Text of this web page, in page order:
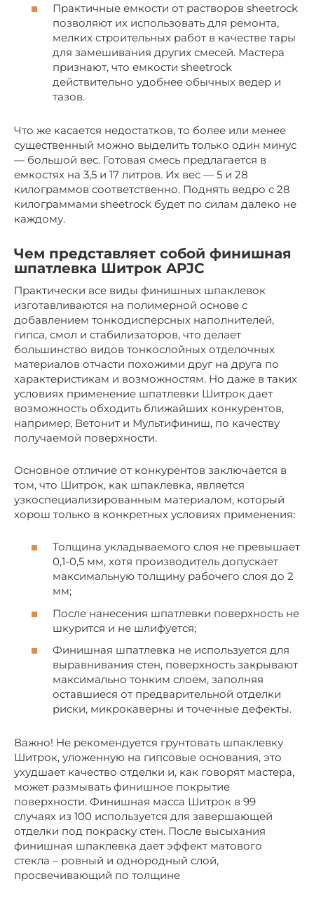
Практичные емкости от растворов sheetrock
позволяют их использовать для ремонта,
мелких строительных работ в качестве тары
для замешивания других смесей. Мастера
признают, что емкости sheetrock
действительно удобнее обычных ведер и
тазов.
Что же касается недостатков, то более или менее
существенный можно выделить только один минус
— большой вес. Готовая смесь предлагается в
емкостях на 3,5 и 17 литров. Их вес — 5 и 28
килограммов соответственно. Поднять ведро с 28
килограммами sheetrock будет по силам далеко не
каждому.
Чем представляет собой финишная
шпатлевка Шитрок APJC
Практически все виды финишных шпаклевок
изготавливаются на полимерной основе с
добавлением тонкодисперсных наполнителей,
гипса, смол и стабилизаторов, что делает
большинство видов тонкослойных отделочных
материалов отчасти похожими друг на друга по
характеристикам и возможностям. Но даже в таких
условиях применение шпатлевки Шитрок дает
возможность обходить ближайших конкурентов,
например, Ветонит и Мультифиниш, по качеству
получаемой поверхности.
Основное отличие от конкурентов заключается в
том, что Шитрок, как шпаклевка, является
узкоспециализированным материалом, который
хорош только в конкретных условиях применения:
Толщина укладываемого слоя не превышает
0,1-0,5 мм, хотя производитель допускает
максимальную толщину рабочего слоя до 2
мм;
После нанесения шпатлевки поверхность не
шкурится и не шлифуется;
Финишная шпатлевка не используется для
выравнивания стен, поверхность закрывают
максимально тонким слоем, заполняя
оставшиеся от предварительной отделки
риски, микрокаверны и точечные дефекты.
Важно! Не рекомендуется грунтовать шпаклевку
Шитрок, уложенную на гипсовые основания, это
ухудшает качество отделки и, как говорят мастера,
может размывать финишное покрытие
поверхности. Финишная масса Шитрок в 99
случаях из 100 используется для завершающей
отделки под покраску стен. После высыхания
финишная шпаклевка дает эффект матового
стекла – ровный и однородный слой,
просвечивающий по толщине